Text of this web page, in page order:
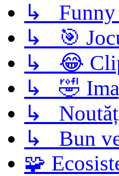
↳ Funny
↳ 🎯
↳ 😂
↳ 🤣
↳
↳ Bun
🧩